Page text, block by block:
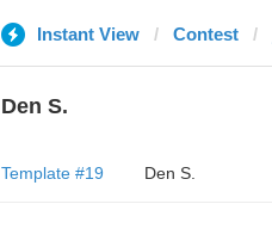
Instant View Contest
Den S.
Template #19 Den S.